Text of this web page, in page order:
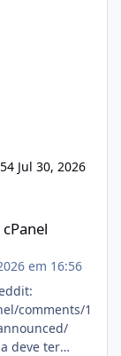
Jul 30, 2026
em 16:56
comments/1
deve ter